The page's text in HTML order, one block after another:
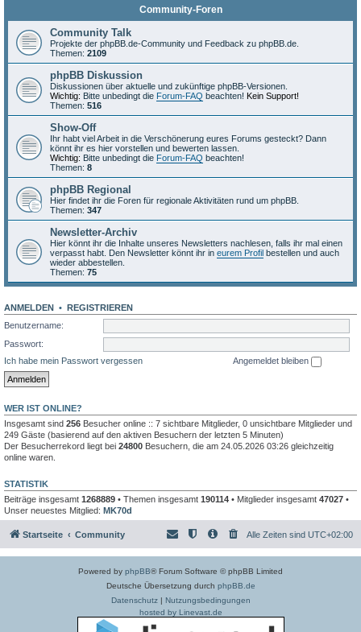
Community-Foren
Community Talk
Projekte der phpBB.de-Community und Feedback zu phpBB.de.
Themen: 2109
phpBB Diskussion
Diskussionen über aktuelle und zukünftige phpBB-Versionen.
Wichtig: Bitte unbedingt die Forum-FAQ beachten! Kein Support!
Themen: 516
Show-Off
Ihr habt viel Arbeit in die Verschönerung eures Forums gesteckt? Dann
könnt ihr es hier vorstellen und bewerten lassen.
Wichtig: Bitte unbedingt die Forum-FAQ beachten!
Themen: 8
phpBB Regional
Hier findet ihr die Foren für regionale Aktivitäten rund um phpBB.
Themen: 347
Newsletter-Archiv
Hier könnt ihr die Inhalte unseres Newsletters nachlesen, falls ihr mal einen
verpasst habt. Den Newsletter könnt ihr in eurem Profil bestellen und auch
wieder abbestellen.
Themen: 75
ANMELDEN • REGISTRIEREN
Benutzername:
Passwort:
Ich habe mein Passwort vergessen
Angemeldet bleiben
WER IST ONLINE?
Insgesamt sind 256 Besucher online :: 7 sichtbare Mitglieder, 0 unsichtbare Mitglieder und
249 Gäste (basierend auf den aktiven Besuchern der letzten 5 Minuten)
Der Besucherrekord liegt bei 24800 Besuchern, die am 24.05.2026 03:26 gleichzeitig
online waren.
STATISTIK
Beiträge insgesamt 1268889 • Themen insgesamt 190114 • Mitglieder insgesamt 47027 •
Unser neuestes Mitglied: MK70d
Startseite Community Alle Zeiten sind UTC+02:00
Powered by phpBB® Forum Software © phpBB Limited
Deutsche Übersetzung durch phpBB.de
Datenschutz| Nutzungsbedingungen
hosted by Linevast.de